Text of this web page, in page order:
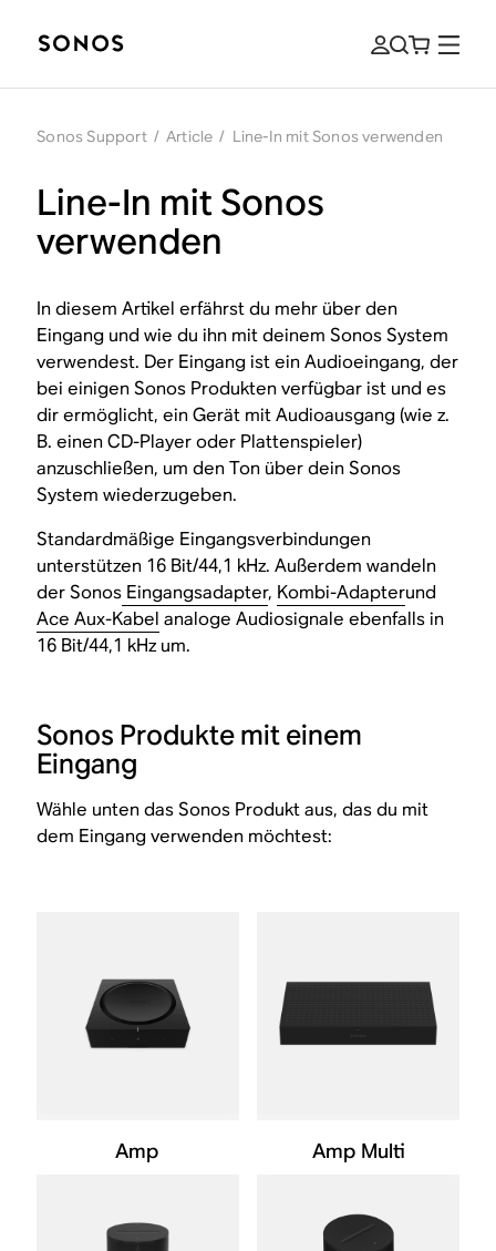
Sonos Support / Article / Line-In mit Sonos verwenden
Line-In mit Sonos
verwenden
In diesem Artikel erfährst du mehr über den
Eingang und wie du ihn mit deinem Sonos System
verwendest. Der Eingang ist ein Audioeingang, der
bei einigen Sonos Produkten verfügbar ist und es
dir ermöglicht, ein Gerät mit Audioausgang (wie z.
B. einen CD-Player oder Plattenspieler)
anzuschließen, um den Ton über dein Sonos
System wiederzugeben.
Standardmäßige Eingangsverbindungen
unterstützen 16 Bit/44,1 kHz. Außerdem wandeln
der Sonos Eingangsadapter, Kombi-Adapterund
Ace Aux-Kabel analoge Audiosignale ebenfalls in
16 Bit/44,1 kHz um.
Sonos Produkte mit einem
Eingang
Wähle unten das Sonos Produkt aus, das du mit
dem Eingang verwenden möchtest:
Amp Amp Multi